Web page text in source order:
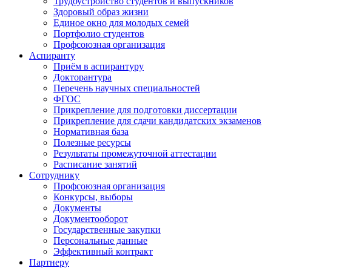
Здоровый образ жизни
Единое окно для молодых семей
Портфолио студентов
Профсоюзная организация
Аспиранту
Приём в аспирантуру
Докторантура
Перечень научных специальностей
ФГОС
Прикрепление для подготовки диссертации
Прикрепление для сдачи кандидатских экзаменов
Нормативная база
Полезные ресурсы
Результаты промежуточной аттестации
Расписание занятий
Сотруднику
Профсоюзная организация
Конкурсы, выборы
Документы
Документооборот
Государственные закупки
Персональные данные
Эффективный контракт
Партнеру